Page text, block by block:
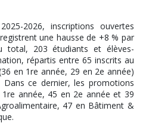
2026, inscriptions ouvertes
une hausse de +8 % par
total, 203 étudiants et élèves-
répartis entre 65 inscrits au
en 1re année, 29 en 2e année)
ce dernier, les promotions
année, 45 en 2e année et 39
47 en Bâtiment &